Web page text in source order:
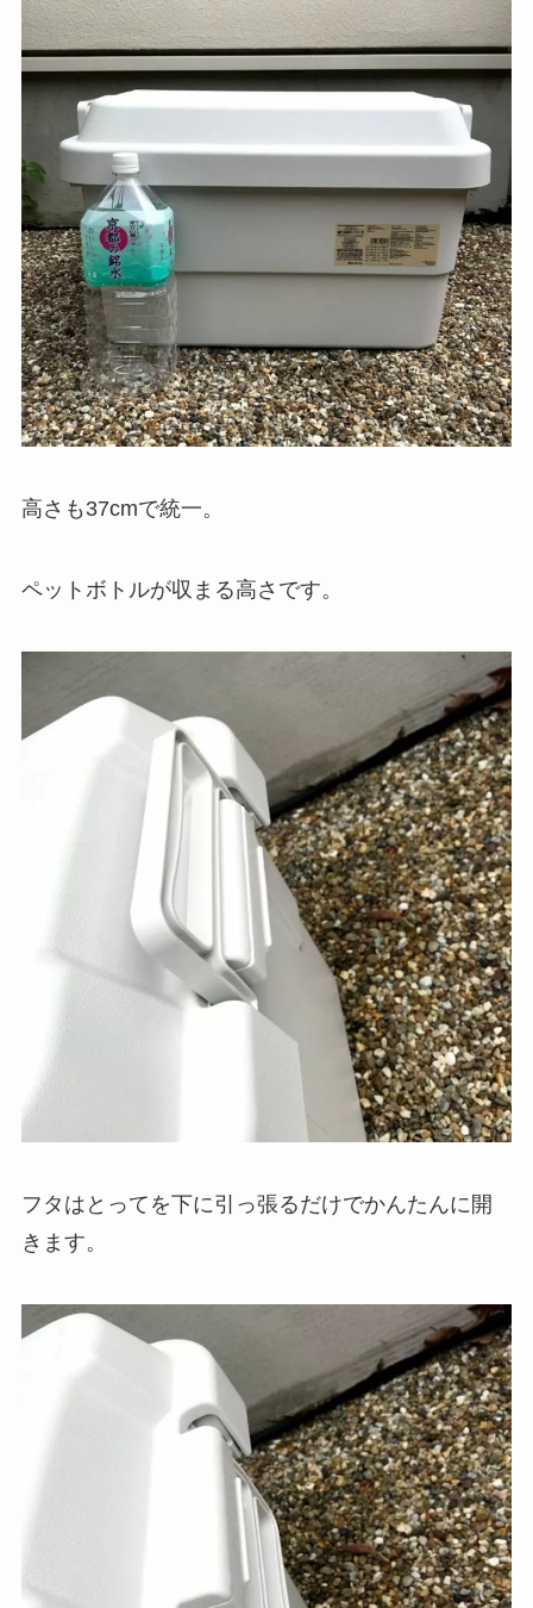
高さも37cmで統一。
ペットボトルが収まる高さです。
フタはとってを下に引っ張るだけでかんたんに開
きます。